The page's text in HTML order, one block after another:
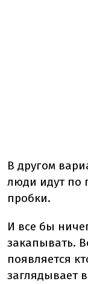
В другом
люди идут по
пробки.
И все бы
закапывать.
появляется
заглядывает